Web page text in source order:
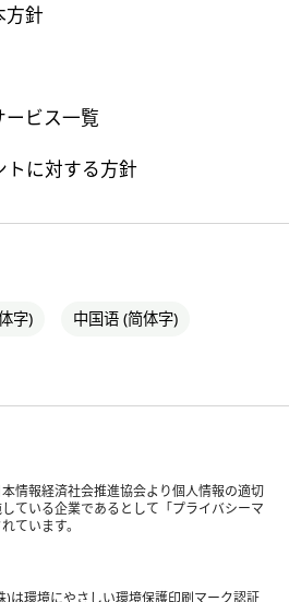
方針
ビス一覧
トに対する方針
字) 中国语 (简体字)
情報経済社会推進協会より個人情報の適切
ている企業であるとして「プライバシーマ
ています。
)は環境にやさしい環境保護印刷マーク認証